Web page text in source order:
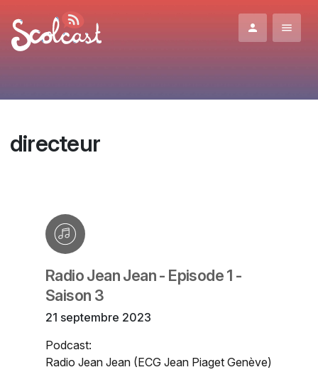
directeur
Radio Jean Jean - Episode 1 -
Saison 3
21 septembre 2023
Podcast:
Radio Jean Jean (ECG Jean Piaget Genève)